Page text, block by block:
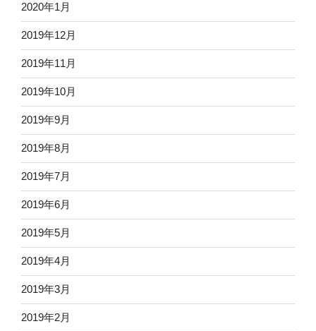
2020年1月
2019年12月
2019年11月
2019年10月
2019年9月
2019年8月
2019年7月
2019年6月
2019年5月
2019年4月
2019年3月
2019年2月